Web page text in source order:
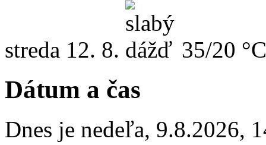
streda 12. 8. 35/20 °C
Dátum a čas
Dnes je nedeľa, 9.8.2026,